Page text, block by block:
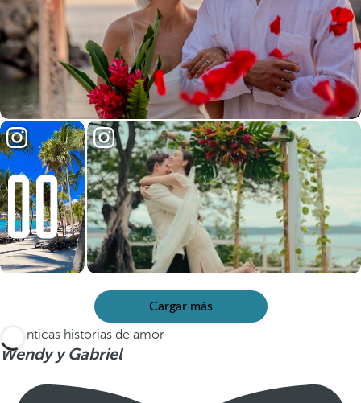
Cargar más
Auténticas historias de amor
Wendy y Gabriel